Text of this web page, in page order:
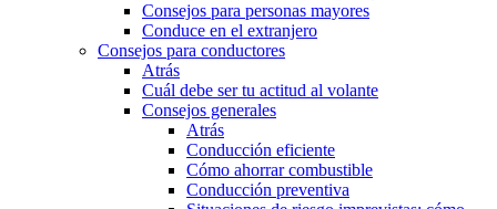
Consejos para personas mayores
Conduce en el extranjero
Consejos para conductores
Atrás
Cuál debe ser tu actitud al volante
Consejos generales
Atrás
Conducción eficiente
Cómo ahorrar combustible
Conducción preventiva